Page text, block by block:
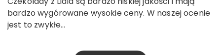
bardzo wygórowane wysokie ceny. W naszej ocenie
jest to zwykłe…